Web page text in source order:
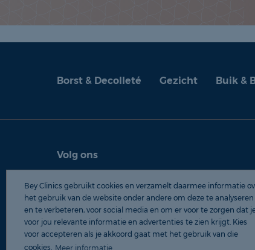
Bey Clinics gebruikt cookies en verzamelt daarmee informatie
het gebruik van de website onder andere om deze te analyseren
en te verbeteren, voor social media en om er voor te zorgen dat
voor jou relevante informatie en advertenties te zien krijgt. Kies
voor accepteren als je akkoord gaat met het gebruik van die
cookies. Meer informatie
Borst & Decolleté Gezicht Buik &
Volg ons
©